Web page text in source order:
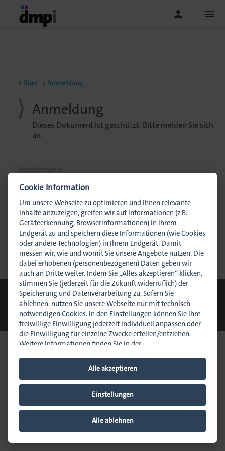
person menu
Start Anmeldung
Anmeldung
Dieses Dokument ist geschützt. Bitte melden Sie sich
an.
Benutzername
Passwort
> Einloggen
© 2026 dmpi
Cookie-Einstellungen
Downloads Kontakt Datenschutz
Impressum Sitemap
Cookie Information
Um unsere Webseite zu optimieren und Ihnen relevante
Inhalte anzuzeigen, greifen wir auf Informationen (z.B.
Geräteerkennung, Browserinformationen) in Ihrem
Endgerät zu und speichern diese Informationen (wie Cookies
oder andere Technologien) in Ihrem Endgerät. Damit
messen wir, wie und womit Sie unsere Angebote nutzen. Die
dabei erhobenen (personenbezogenen) Daten geben wir
auch an Dritte weiter. Indem Sie „Alles akzeptieren“ klicken,
stimmen Sie (jederzeit für die Zukunft widerruflich) der
Speicherung und Datenverarbeitung zu. Sofern Sie
ablehnen, nutzen Sie unsere Webseite nur mit technisch
notwendigen Cookies. In den Einstellungen können Sie Ihre
freiwillige Einwilligung jederzeit individuell anpassen oder
die Einwilligung für einzelne Zwecke erteilen/entziehen.
Weitere Informationen finden Sie in der
Hinweis zur Verarbeitung Ihrer auf dieser Webseite
erhobenen Daten in den USA:Wir weisen Sie darauf hin,
dass bezogen auf einzelne Cookies und Dienstleister eine
Verarbeitung Ihrer Daten in den USA erfolgt. Die USA
einem nach EU-Standards unzureichendem
Datenschutzniveau eingeschätzt. Es besteht insbesondere
das Risiko, dass Ihre Daten durch US-Behörden, zu Kontroll-
Alle akzeptieren
Einstellungen
Alle ablehnen